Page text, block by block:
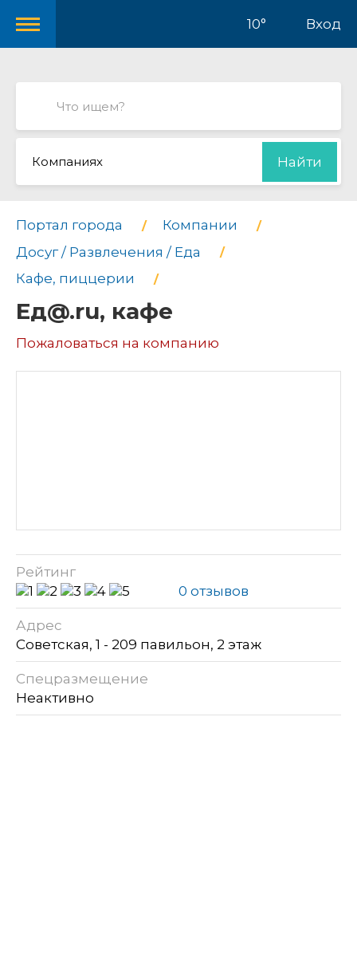
10° Вход
Компаниях Найти
Портал города
Компании
Досуг / Развлечения / Еда
Кафе, пиццерии
Ед@.ru, кафе
Пожаловаться на компанию
Рейтинг
0 отзывов
Адрес
Советская, 1 - 209 павильон, 2 этаж
Спецразмещение
Неактивно